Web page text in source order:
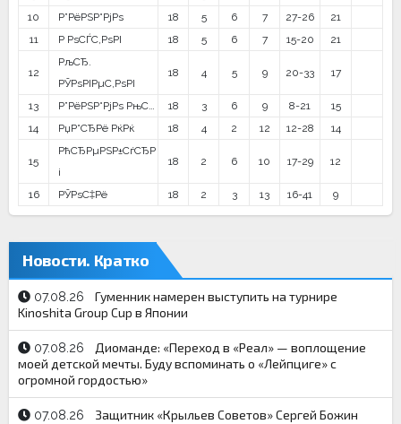
10
Р”РёРЅР°РјРѕ 18 5 6 7 27-26
21
11
Р РѕСЃС‚РѕРІ 18 5 6 7 15-20 21
12
РљСЂ.
РЎРѕРІРµС‚РѕРІ
18 4 5 9 20-33 17
13 Р”РёРЅР°РјРѕ РњС… 18 3 6 9 8-21
15
14
РџР°СЂРё РќРќ 18 4 2 12 12-28 14
15
РћСЂРµРЅР±СѓСЂР
і
18 2 6 10 17-29 12
16 РЎРѕС‡Рё 18 2 3 13 16-41 9
Новости. Кратко
07.08.26
Гуменник намерен выступить на турнире
Kinoshita Group Cup в Японии
07.08.26
Диоманде: «Переход в «Реал» — воплощение
моей детской мечты. Буду вспоминать о «Лейпциге» с
огромной гордостью»
07.08.26
Защитник «Крыльев Советов» Сергей Божин